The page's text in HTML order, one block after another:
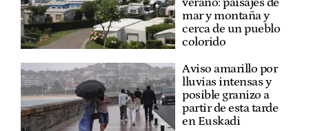
mar y montaña y
cerca de un pueblo
colorido
Aviso amarillo por
lluvias intensas y
posible granizo a
partir de esta tarde
en Euskadi